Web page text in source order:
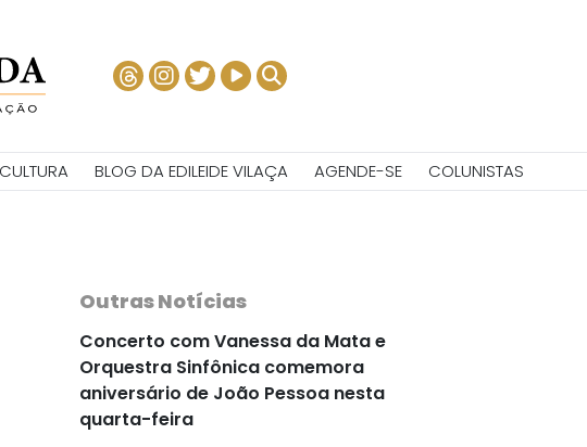
CULTURA BLOG DA EDILEIDE VILAÇA AGENDE-SE COLUNISTAS
Outras Notícias
Concerto com Vanessa da Mata e
Orquestra Sinfônica comemora
aniversário de João Pessoa nesta
quarta-feira